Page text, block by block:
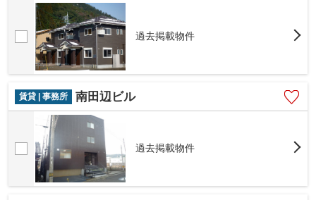
過去掲載物件
賃貸 | 事務所 南田辺ビル
過去掲載物件